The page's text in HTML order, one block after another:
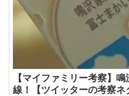
【マイファミリー考察】
線！【ツイッターの考察ネ